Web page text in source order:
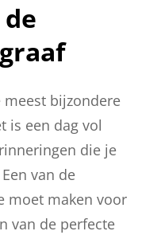
meest bijzondere
is een dag vol
die je
van de
moet maken voor
van de perfecte